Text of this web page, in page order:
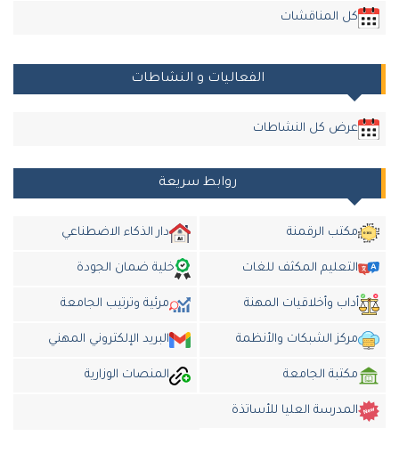
كل المناقشات
الفعاليات و النشاطات
عرض كل النشاطات
روابط سريعة
مكتب الرقمنة دار الذكاء الاضطناعي
التعليم المكثف للغات خلية ضمان الجودة
أداب وأخلاقيات المهنة مرئية وترتيب الجامعة
مركز الشبكات والأنظمة البريد الإلكتروني المهني
مكتبة الجامعة المنصات الوزارية
المدرسة العليا للأساتذة